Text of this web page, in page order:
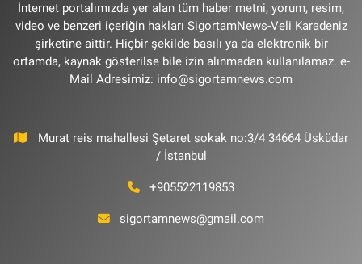
İnternet portalımızda yer alan tüm haber metni, yorum, resim,
video ve benzeri içeriğin hakları SigortamNews-Veli Karadeniz
şirketine aittir. Hiçbir şekilde basılı ya da elektronik bir
ortamda, kaynak gösterilse bile izin alınmadan kullanılamaz. e-
Mail Adresimiz: info@sigortamnews.com
Murat reis mahallesi Şetaret sokak no:3/4 34664 Üsküdar
/ İstanbul
+905522119853
sigortamnews@gmail.com